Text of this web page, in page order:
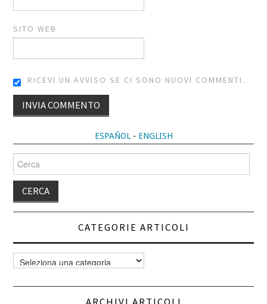
SITO WEB
RICEVI UN AVVISO SE CI SONO NUOVI COMMENTI.
ESPAÑOL- ENGLISH
per:
CATEGORIE ARTICOLI
Categorie
articoli